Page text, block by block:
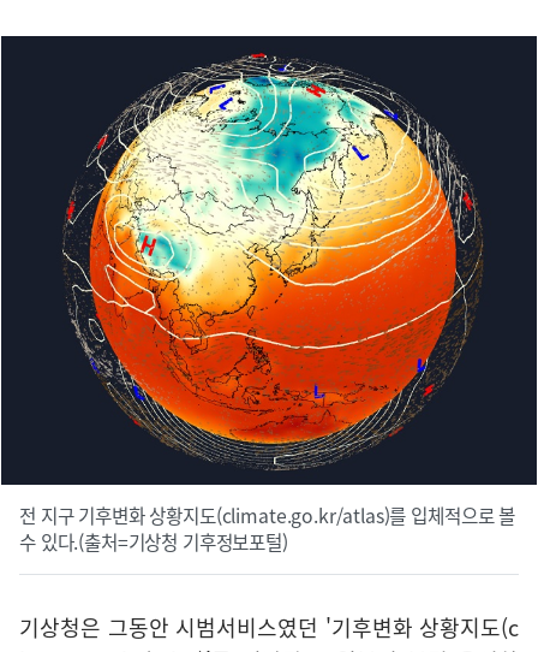
전 지구 기후변화 상황지도(climate.go.kr/atlas)를 입체적으로 볼
수 있다.(출처=기상청 기후정보포털)
기상청은 그동안 시범서비스였던 '기후변화 상황지도(c